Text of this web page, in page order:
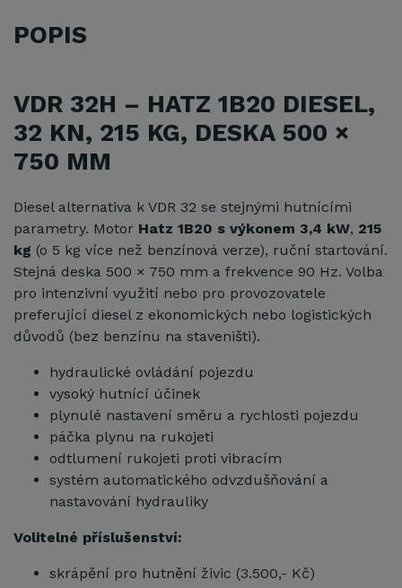
POPIS
VDR 32H – HATZ 1B20 DIESEL,
32 KN, 215 KG, DESKA 500 ×
750 MM
Diesel alternativa k VDR 32 se stejnými hutnícími
parametry. Motor Hatz 1B20 s výkonem 3,4 kW, 215
kg (o 5 kg více než benzínová verze), ruční startování.
Stejná deska 500 × 750 mm a frekvence 90 Hz. Volba
pro intenzivní využití nebo pro provozovatele
preferující diesel z ekonomických nebo logistických
důvodů (bez benzínu na staveništi).
hydraulické ovládání pojezdu
vysoký hutnící účinek
plynulé nastavení směru a rychlosti pojezdu
páčka plynu na rukojeti
odtlumení rukojeti proti vibracím
systém automatického odvzdušňování a
nastavování hydrauliky
Volitelné příslušenství:
skrápění pro hutnění živic (3.500,- Kč)